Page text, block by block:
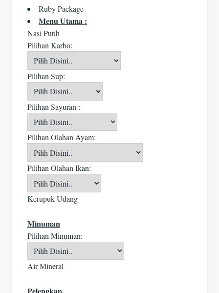
Ruby Package
Menu Utama :
Nasi Putih
Pilihan Karbo:
Pilihan Sup:
Pilihan Sayuran :
Pilihan Olahan Ayam:
Pilihan Olahan Ikan:
Kerupuk Udang
Minuman
Pilihan Minuman:
Air Mineral